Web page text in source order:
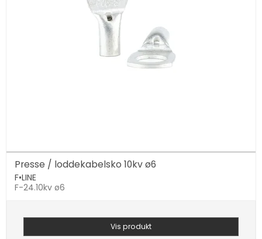
Presse / loddekabelsko 10kv ø6
F•LINE
F-24.10kv ø6
Vis produkt